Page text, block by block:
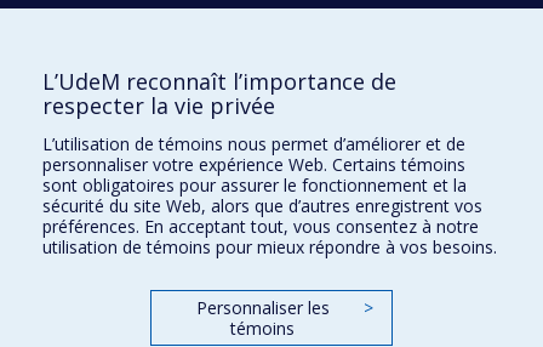
H3C 3J7
Qui fait quoi?
Nous trouver
Plan du site
Accessibilité
L’UdeM reconnaît l’importance de
respecter la vie privée
L’utilisation de témoins nous permet d’améliorer et de
personnaliser votre expérience Web. Certains témoins
sont obligatoires pour assurer le fonctionnement et la
sécurité du site Web, alors que d’autres enregistrent vos
préférences. En acceptant tout, vous consentez à notre
utilisation de témoins pour mieux répondre à vos besoins.
Personnaliser les
témoins
>